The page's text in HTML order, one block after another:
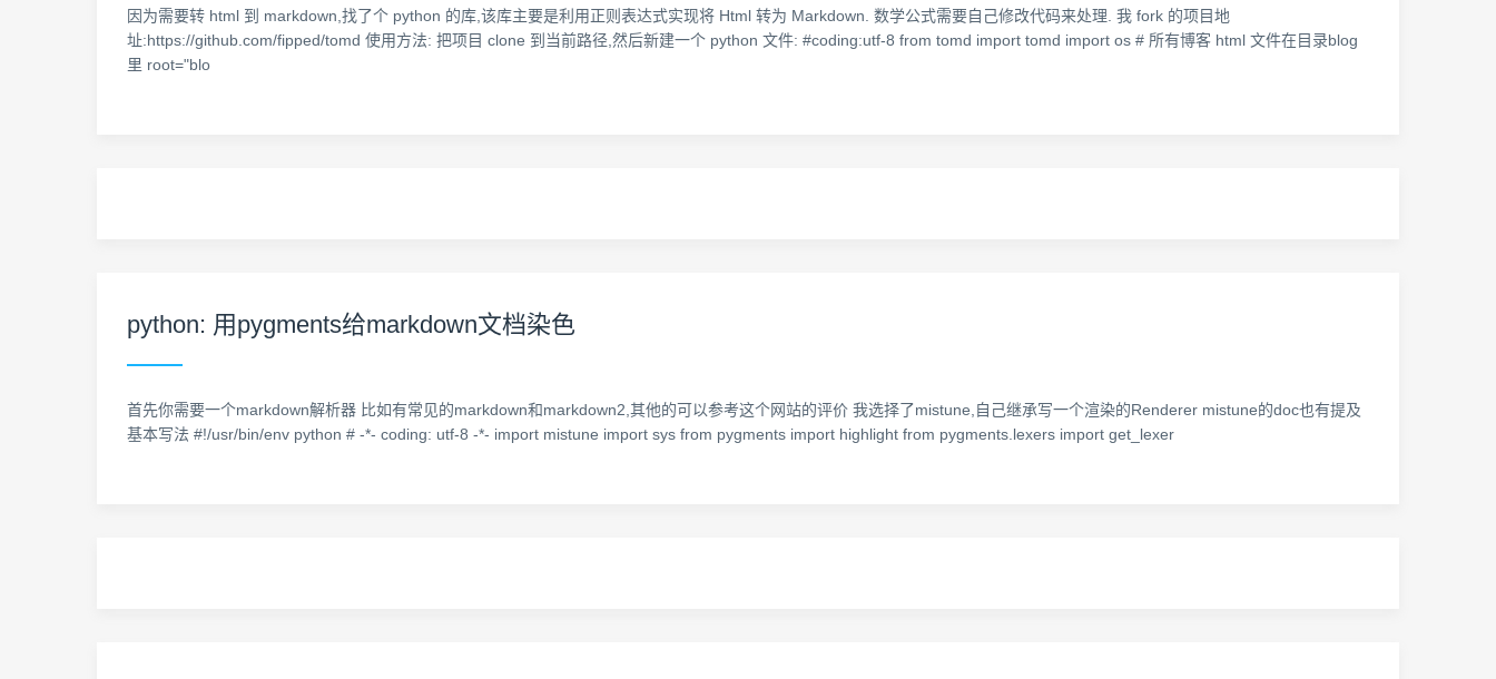
因为需要转 html 到 markdown,找了个 python 的库,该库主要是利用正则表达式实现将 Html 转为 Markdown. 数学公式需要自己修改代码来处理. 我 fork 的项目地
址:https://github.com/fipped/tomd 使用方法: 把项目 clone 到当前路径,然后新建一个 python 文件: #coding:utf-8 from tomd import tomd import os # 所有博客 html 文件在目录blog
里 root="blo
python: 用pygments给markdown文档染色
首先你需要一个markdown解析器 比如有常见的markdown和markdown2,其他的可以参考这个网站的评价 我选择了mistune,自己继承写一个渲染的Renderer mistune的doc也有提及
基本写法 #!/usr/bin/env python # -*- coding: utf-8 -*- import mistune import sys from pygments import highlight from pygments.lexers import get_lexer